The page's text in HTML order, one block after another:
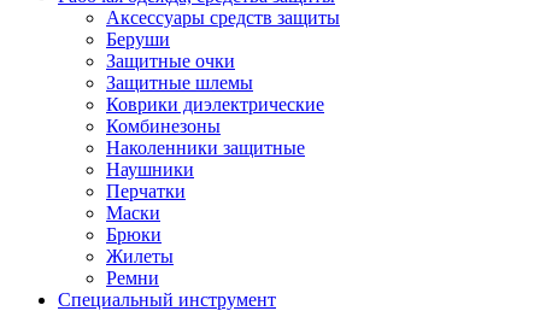
Аксессуары средств защиты
Беруши
Защитные очки
Защитные шлемы
Коврики диэлектрические
Комбинезоны
Наколенники защитные
Наушники
Перчатки
Маски
Брюки
Жилеты
Ремни
Специальный инструмент